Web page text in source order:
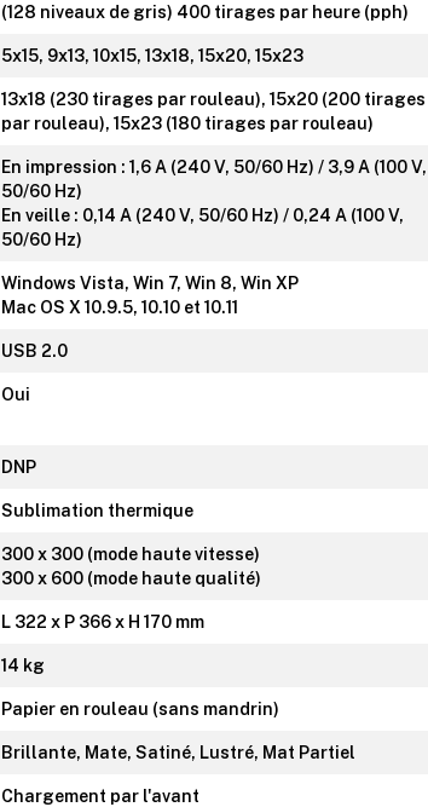
(128 niveaux de gris) 400 tirages par heure (pph)
5x15, 9x13, 10x15, 13x18, 15x20, 15x23
13x18 (230 tirages par rouleau), 15x20 (200 tirages
par rouleau), 15x23 (180 tirages par rouleau)
En impression : 1,6 A (240 V, 50/60 Hz) / 3,9 A (100 V,
50/60 Hz)
En veille : 0,14 A (240 V, 50/60 Hz) / 0,24 A (100 V,
50/60 Hz)
Windows Vista, Win 7, Win 8, Win XP
Mac OS X 10.9.5, 10.10 et 10.11
USB 2.0
Oui
DNP
Sublimation thermique
300 x 300 (mode haute vitesse)
300 x 600 (mode haute qualité)
L 322 x P 366 x H 170 mm
14 kg
Papier en rouleau (sans mandrin)
Brillante, Mate, Satiné, Lustré, Mat Partiel
Chargement par l'avant